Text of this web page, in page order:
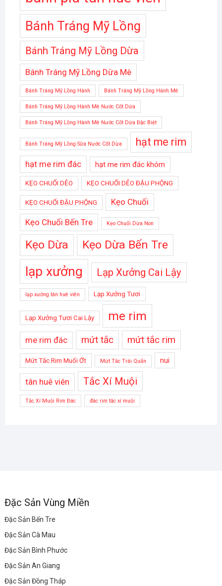
Bánh Tráng Mỹ Lồng
Bánh Tráng Mỹ Lồng Dừa
Bánh Tráng Mỹ Lồng Dừa Mè
Bánh Tráng Mỹ Lồng Hành Bánh Tráng Mỹ Lồng Hành Mè
Bánh Tráng Mỹ Lồng Hành Mè Nước Cốt Dừa
Bánh Tráng Mỹ Lồng Hành Mè Nước Cốt Dừa Đặc Biệt
Bánh Tráng Mỹ Lồng Sữa Nước Cốt Dừa hạt me rim
hạt me rim đác hạt me rim đác khóm
KẸO CHUỐI DẺO KẸO CHUỐI DẺO ĐẬU PHỘNG
KẸO CHUỐI ĐẬU PHỘNG Kẹo Chuối
Kẹo Chuối Bến Tre Kẹo Chuối Dừa Non
Kẹo Dừa Kẹo Dừa Bến Tre
lạp xưởng Lạp Xưởng Cai Lậy
lạp xưởng tân huê viên Lạp Xưởng Tươi
Lạp Xưởng Tươi Cai Lậy me rim
me rim đác mứt tắc mứt tắc rim
Mứt Tắc Rim Muối Ớt Mứt Tắc Trái Quấn nui
tân huê viên Tắc Xí Muội
Tắc Xí Muội Rim Đác đác rim tắc xí muội
Đặc Sản Vùng Miền
Đặc Sản Bến Tre
Đặc Sản Cà Mau
Đặc Sản Bình Phước
Đặc Sản An Giang
Đặc Sản Đồng Tháp